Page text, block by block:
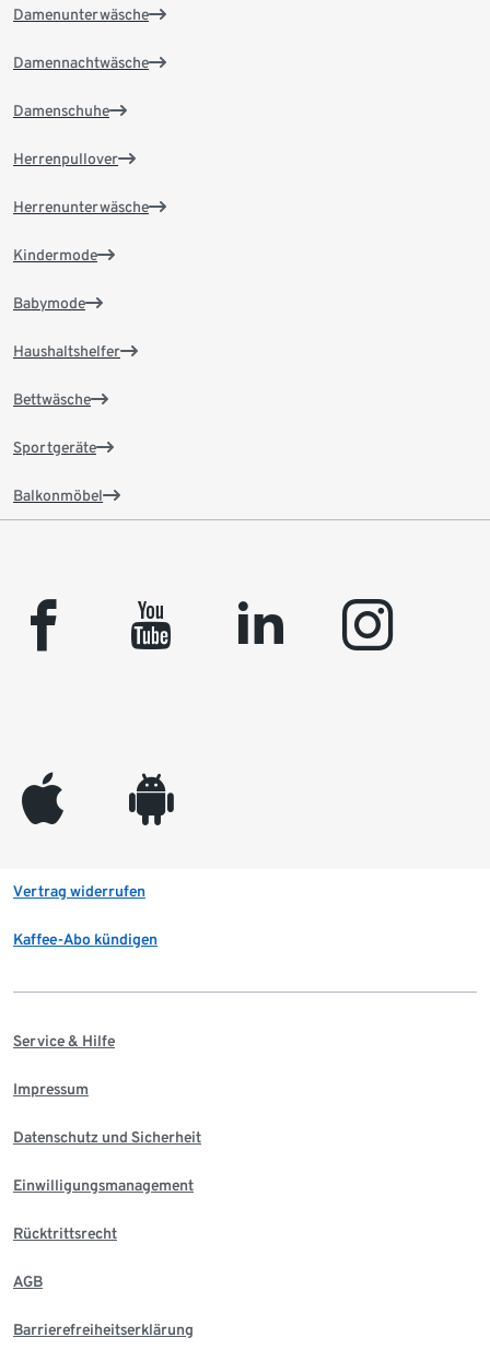
Damenunterwäsche
Damennachtwäsche
Damenschuhe
Herrenpullover
Herrenunterwäsche
Kindermode
Babymode
Haushaltshelfer
Bettwäsche
Sportgeräte
Balkonmöbel
facebook youtube linkedin instagram
appleinc android
Vertrag widerrufen
Kaffee-Abo kündigen
Service & Hilfe
Impressum
Datenschutz und Sicherheit
Einwilligungsmanagement
Rücktrittsrecht
AGB
Barrierefreiheitserklärung